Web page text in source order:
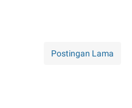
Postingan Lama